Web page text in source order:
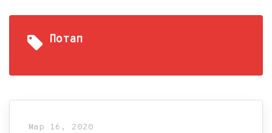
Потап
Мар 16, 2020